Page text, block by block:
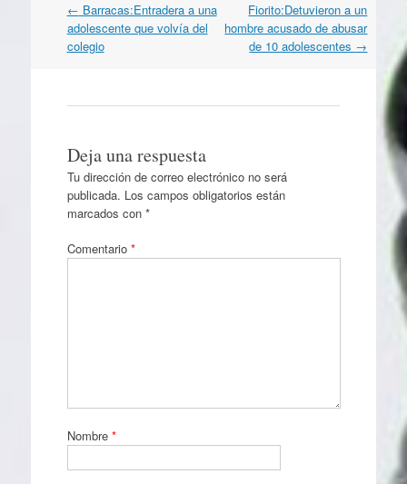
Navegación
por
artículos
← Barracas:Entradera a una
adolescente que volvía del
colegio
Fiorito:Detuvieron a un
hombre acusado de abusar
de 10 adolescentes →
Deja una respuesta
Tu dirección de correo electrónico no será
publicada. Los campos obligatorios están
marcados con *
Comentario *
Nombre *